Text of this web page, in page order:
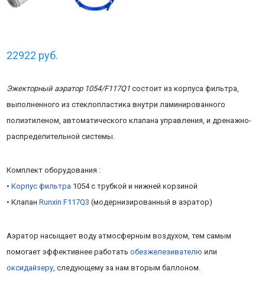
22922 руб.
Эжекторный аэратор 1054/F117Q1 состоит из корпуса фильтра,
выполненного из стеклопластика внутри ламинированного
полиэтиленом, автоматического клапана управления, и дренажно-
распределительной системы.
Комплект оборудования :
•Корпус фильтра 1054 с трубкой и нижней корзиной
• КлапанRunxin F117Q3 (модернизированный в аэратор)
Аэратор насыщает воду атмосферным воздухом, тем самым
помогает эффективнее работатьобезжелезивателю или
оксидайзеру, следующему за нам вторым баллоном.